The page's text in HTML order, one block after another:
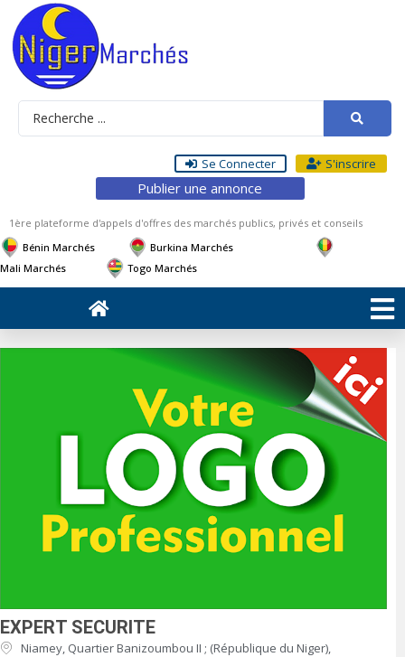
Se Connecter S'inscrire
Publier une annonce
1ère plateforme d'appels d'offres des marchés publics, privés et conseils
Bénin Marchés
Burkina Marchés
Mali Marchés
Togo Marchés
EXPERT SECURITE
Niamey, Quartier Banizoumbou II ; (République du Niger),